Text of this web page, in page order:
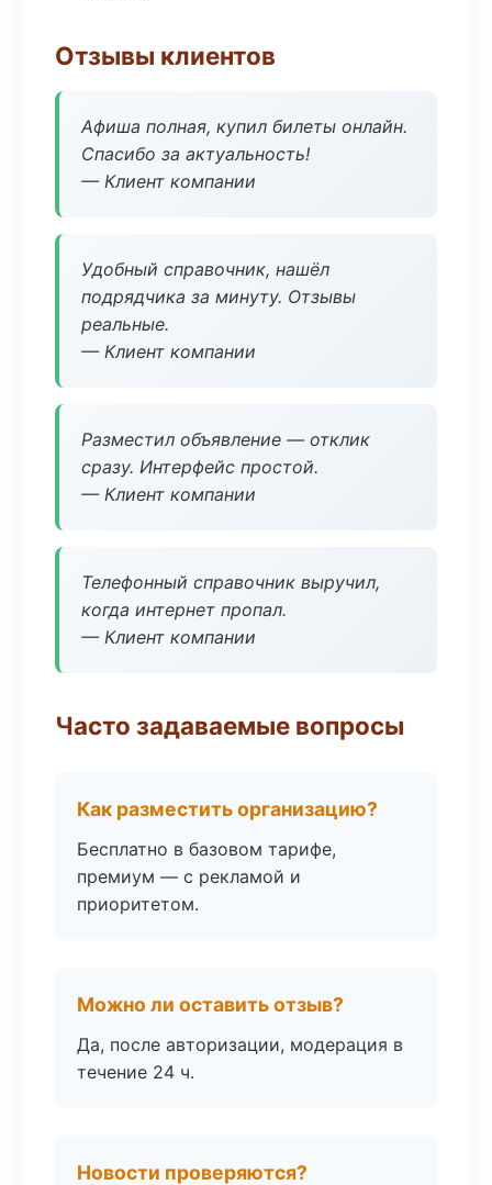
Отзывы клиентов
Афиша полная, купил билеты онлайн.
Спасибо за актуальность!
— Клиент компании
Удобный справочник, нашёл
подрядчика за минуту. Отзывы
реальные.
— Клиент компании
Разместил объявление — отклик
сразу. Интерфейс простой.
— Клиент компании
Телефонный справочник выручил,
когда интернет пропал.
— Клиент компании
Часто задаваемые вопросы
Как разместить организацию?
Бесплатно в базовом тарифе,
премиум — с рекламой и
приоритетом.
Можно ли оставить отзыв?
Да, после авторизации, модерация в
течение 24 ч.
Новости проверяются?